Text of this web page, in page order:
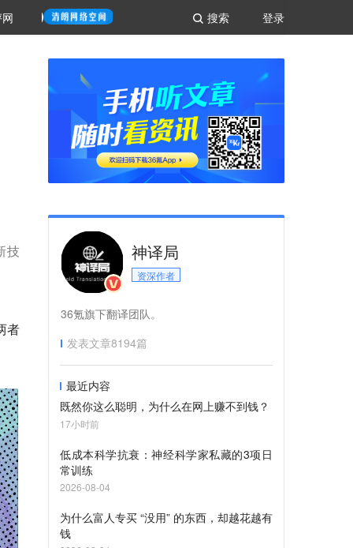
登录
搜索
技
者
神译局
资深作者
36氪旗下翻译团队。
发表文章8194篇
最近内容
既然你这么聪明，为什么在网上赚不到钱？
17小时前
低成本科学抗衰：神经科学家私藏的3项日
常训练
2026-08-04
为什么富人专买 “没用” 的东西，却越花越有
钱